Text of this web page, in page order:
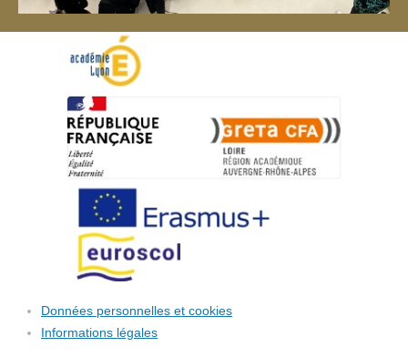
Données personnelles et cookies
Informations légales